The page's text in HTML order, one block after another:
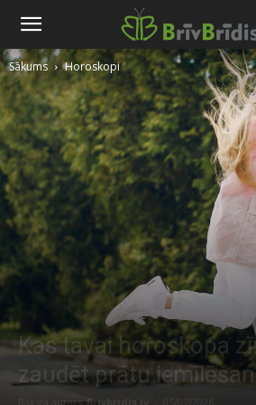
Sākums Horoskopi
Kas tavai horoskopa
zaudēt prātu
Raksta autors Brivbridis.lv 05/07/2026